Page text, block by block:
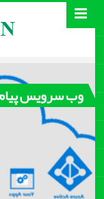
وب سرویس پیام